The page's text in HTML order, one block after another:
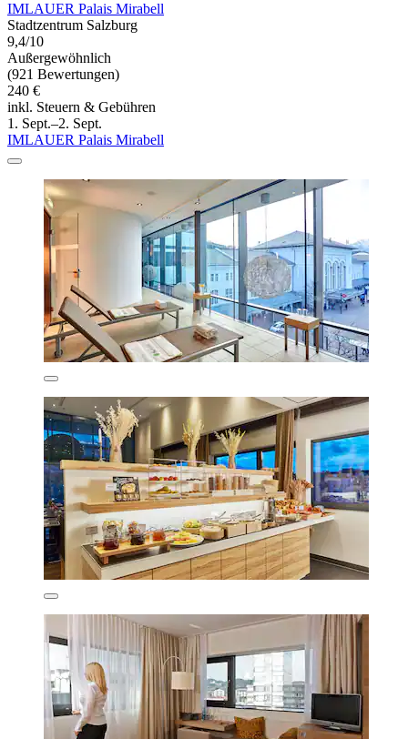
IMLAUER Palais Mirabell
Stadtzentrum Salzburg
9,4/10
Außergewöhnlich
(921 Bewertungen)
240 €
inkl. Steuern & Gebühren
1. Sept.–2. Sept.
IMLAUER Palais Mirabell